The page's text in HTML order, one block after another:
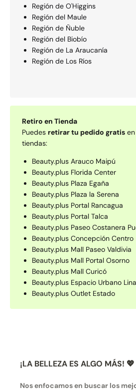
Región de O'Higgins
Región del Maule
Región de Ñuble
Región del Biobío
Región de La Araucaní­a
Región de Los Rí­os
Retiro en Tienda
Puedes retirar tu pedido gratis
tiendas:
Beauty.plus Arauco Maipú
Beauty.plus Florida Center
Beauty.plus Plaza Egaña
Beauty.plus Plaza la Serena
Beauty.plus Portal Rancagua
Beauty.plus Portal Talca
Beauty.plus Paseo Costanera
Beauty.plus Concepción Centro
Beauty.plus Mall Paseo Valdivia
Beauty.plus Mall Portal Osorno
Beauty.plus Mall Curicó
Beauty.plus Espacio Urbano
Beauty.plus Outlet Estado
¡LA BELLEZA ES ALGO MÁS! 💖
Nos enfocamos en buscar los